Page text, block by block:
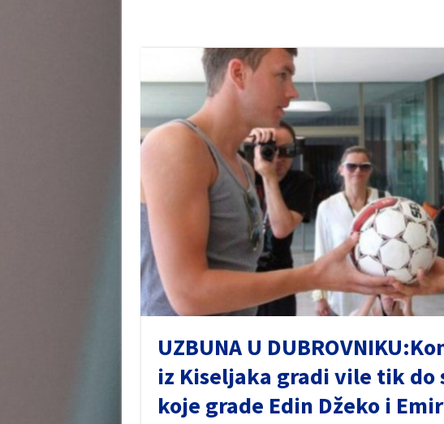
UZBUNA U
iz Kiseljaka gradi vile tik do
koje grade Edin Džeko i